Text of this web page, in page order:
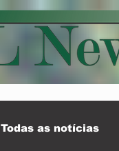
Todas as notícias